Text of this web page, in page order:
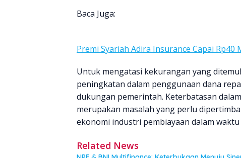
Baca Juga:
Premi Syariah Adira Insurance Capai Rp40
Untuk mengatasi kekurangan yang
peningkatan dalam penggunaan dana
dukungan pemerintah. Keterbatasan
merupakan masalah yang perlu
ekonomi industri pembiayaan dalam
Related News